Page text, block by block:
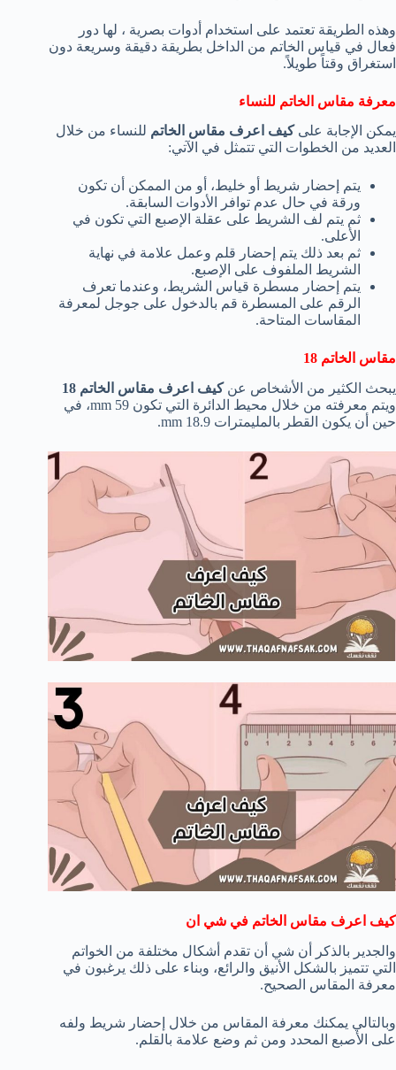
وهذه الطريقة تعتمد على استخدام أدوات بصرية ، لها دور
فعال في قياس الخاتم من الداخل بطريقة دقيقة وسريعة دون
استغراق وقتاً طويلاً.
معرفة مقاس الخاتم للنساء
يمكن الإجابة علىكيف اعرف مقاس الخاتم للنساء من خلال
العديد من الخطوات التي تتمثل في الآتي:
يتم إحضار شريط أو خليط، أو من الممكن أن تكون
ورقة في حال عدم توافر الأدوات السابقة.
ثم يتم لف الشريط على عقلة الإصبع التي تكون في
الأعلى.
ثم بعد ذلك يتم إحضار قلم وعمل علامة في نهاية
الشريط الملفوف على الإصبع.
يتم إحضار مسطرة قياس الشريط، وعندما تعرف
الرقم على المسطرة قم بالدخول على جوجل لمعرفة
المقاسات المتاحة.
مقاس الخاتم 18
يبحث الكثير من الأشخاص عنكيف اعرف مقاس الخاتم 18
ويتم معرفته من خلال محيط الدائرة التي تكون 59 mm، في
حين أن يكون القطر بالمليمترات 18.9 mm.
كيف اعرف مقاس الخاتم في شي ان
والجدير بالذكر أن شي أن تقدم أشكال مختلفة من الخواتم
التي تتميز بالشكل الأنيق والرائع، وبناء على ذلك يرغبون في
معرفة المقاس الصحيح.
وبالتالي يمكنك معرفة المقاس من خلال إحضار شريط ولفه
على الأصبع المحدد ومن ثم وضع علامة بالقلم.